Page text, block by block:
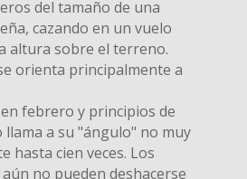
del tamaño de una
cazando en un vuelo
altura sobre el terreno.
orienta principalmente a
febrero y principios de
llama a su "ángulo" no muy
hasta cien veces. Los
no pueden deshacerse